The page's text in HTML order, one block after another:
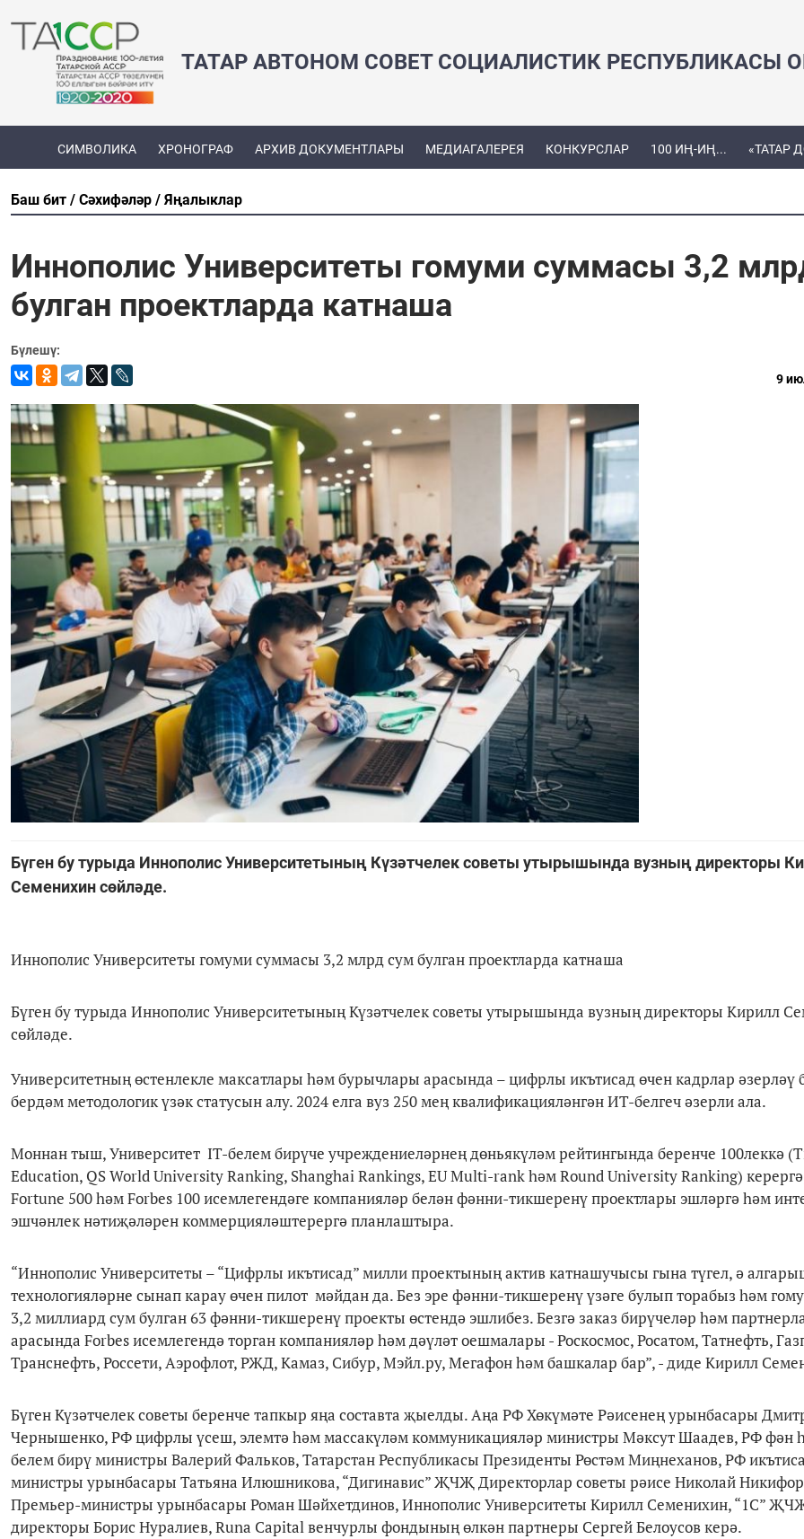
ТАТАР АВТОНОМ СОВЕТ СОЦИАЛИСТИК РЕСПУБЛИКАСЫ
СИМВОЛИКА ХРОНОГРАФ АРХИВ ДОКУМЕНТЛАРЫ МЕДИАГАЛЕРЕЯ КОНКУРСЛАР 100 ИҢ-ИҢ... «ТАТАР
Баш бит Сәхифәләр Яңалыклар
Иннополис Университеты гомуми суммасы 3,2
булган проектларда катнаша
Бүлешү:
9
Бүген бу турыда Иннополис Университетының Күзәтчелек советы утырышында вузның директоры
Семенихин сөйләде.
Иннополис Университеты гомуми суммасы 3,2 млрд сум булган проектларда катнаша
Бүген бу турыда Иннополис Университетының Күзәтчелек советы утырышында вузның директоры Кирилл
сөйләде.
Университетның өстенлекле максатлары һәм бурычлары арасында – цифрлы икътисад өчен кадрлар әзерләү
бердәм методологик үзәк статусын алу. 2024 елга вуз 250 мең квалификацияләнгән ИТ-белгеч әзерли ала.
Моннан тыш, Университет IT-белем бирүче учреждениеләрнең дөньякүләм рейтингында беренче 100леккә
Education, QS World University Ranking, Shanghai Rankings, EU Multi-rank һәм Round University Ranking)
Fortune 500 һәм Forbes 100 исемлегендәге компанияләр белән фәнни-тикшеренү проектлары эшләргә һәм
эшчәнлек нәтиҗәләрен коммерцияләштерергә планлаштыра.
“Иннополис Университеты – “Цифрлы икътисад” милли проектының актив катнашучысы гына түгел, ә
технологияләрне сынап карау өчен пилот мәйдан да. Без эре фәнни-тикшеренү үзәге булып торабыз һәм
3,2 миллиард сум булган 63 фәнни-тикшеренү проекты өстендә эшлибез. Безгә заказ бирүчеләр һәм
арасында Forbes исемлегендә торган компанияләр һәм дәүләт оешмалары - Роскосмос, Росатом, Татнефть,
Транснефть, Россети, Аэрофлот, РЖД, Камаз, Сибур, Мэйл.ру, Мегафон һәм башкалар бар”, - диде Кирилл
Бүген Күзәтчелек советы беренче тапкыр яңа составта җыелды. Аңа РФ Хөкүмәте Рәисенең урынбасары
Чернышенко, РФ цифрлы үсеш, элемтә һәм массакүләм коммуникацияләр министры Мәксут Шаадев, РФ фән
белем бирү министры Валерий Фальков, Татарстан Республикасы Президенты Рөстәм Миңнеханов, РФ
министры урынбасары Татьяна Илюшникова, “Дигинавис” ҖЧҖ Директорлар советы рәисе Николай
Премьер-министры урынбасары Роман Шәйхетдинов, Иннополис Университеты Кирилл Семенихин, “1С”
директоры Борис Нуралиев, Runa Capital венчурлы фондының өлкән партнеры Сергей Белоусов керә.